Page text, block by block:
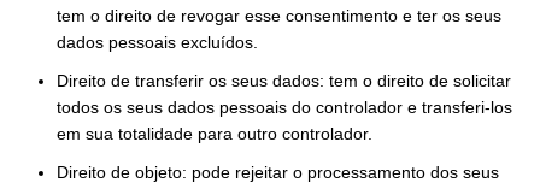
tem o direito de revogar esse consentimento e ter os seus
dados pessoais excluídos.
Direito de transferir os seus dados: tem o direito de solicitar
todos os seus dados pessoais do controlador e transferi-los
em sua totalidade para outro controlador.
Direito de objeto: pode rejeitar o processamento dos seus